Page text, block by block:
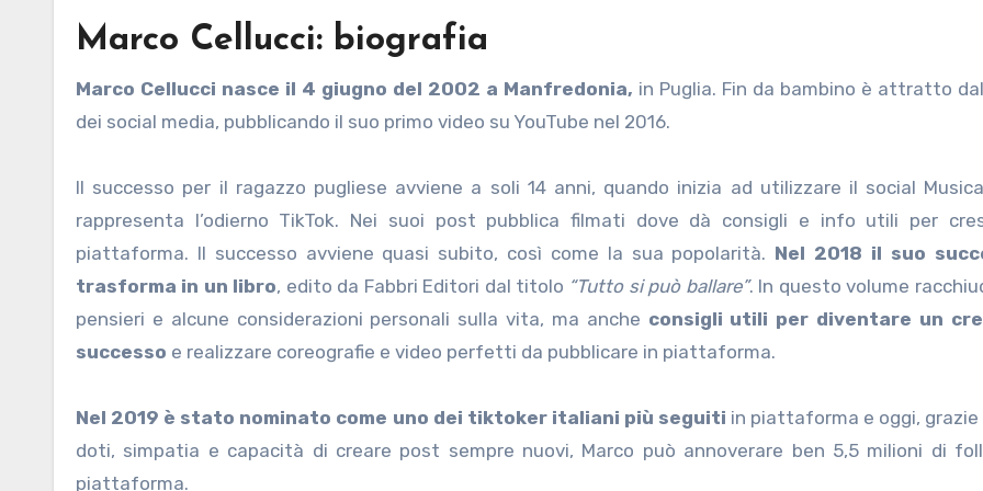
Marco Cellucci: biografia
Marco Cellucci nasce il 4 giugno del 2002 a Manfredonia, in Puglia. Fin da bambino è attratto
dei social media, pubblicando il suo primo video su YouTube nel 2016.
Il successo per il ragazzo pugliese avviene a soli 14 anni, quando inizia ad utilizzare il social
rappresenta l’odierno TikTok. Nei suoi post pubblica filmati dove dà consigli e info utili per
piattaforma. Il successo avviene quasi subito, così come la sua popolarità. Nel 2018 il suo
trasforma in un libro, edito da Fabbri Editori dal titolo “Tutto si può ballare”. In questo volume
pensieri e alcune considerazioni personali sulla vita, ma anche consigli utili per diventare un
successo e realizzare coreografie e video perfetti da pubblicare in piattaforma.
Nel 2019 è stato nominato come uno dei tiktoker italiani più seguiti in piattaforma e oggi, grazie
doti, simpatia e capacità di creare post sempre nuovi, Marco può annoverare ben 5,5 milioni di
piattaforma.